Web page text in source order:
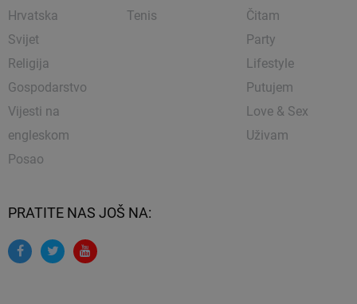
Hrvatska
Svijet
Religija
Gospodarstvo
Vijesti na
engleskom
Posao
Tenis
Čitam
Party
Lifestyle
Putujem
Love & Sex
Uživam
PRATITE NAS JOŠ NA: